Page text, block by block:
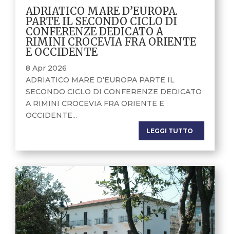
ADRIATICO MARE D’EUROPA.
PARTE IL SECONDO CICLO DI
CONFERENZE DEDICATO A
RIMINI CROCEVIA FRA ORIENTE
E OCCIDENTE
8 Apr 2026
ADRIATICO MARE D’EUROPA PARTE IL
SECONDO CICLO DI CONFERENZE DEDICATO
A RIMINI CROCEVIA FRA ORIENTE E
OCCIDENTE...
LEGGI TUTTO